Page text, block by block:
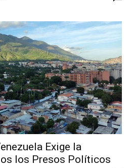
Exige la
los Presos Políticos